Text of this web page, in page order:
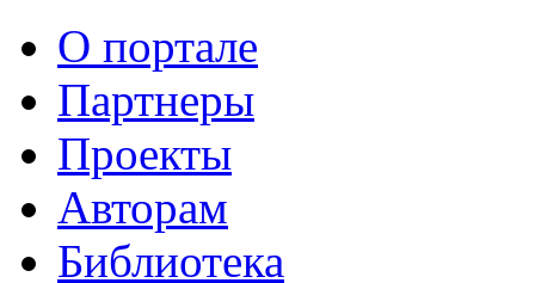
О портале
Партнеры
Проекты
Авторам
Библиотека